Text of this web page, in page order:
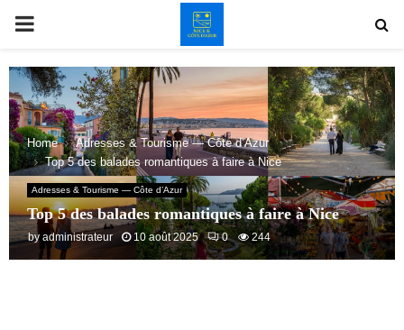
PRIMARY
MENU
Home
Adresses & Tourisme — Côte d’Azur
Top 5 des balades romantiques à faire à Nice
Adresses & Tourisme — Côte d’Azur
Top 5 des balades romantiques à faire à Nice
by administrateur 10 août 2025 0 244